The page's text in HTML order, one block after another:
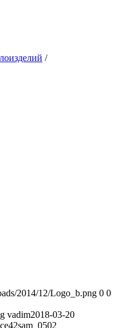
/
2014/12/Logo_b.png 0 0
vadim2018-03-20